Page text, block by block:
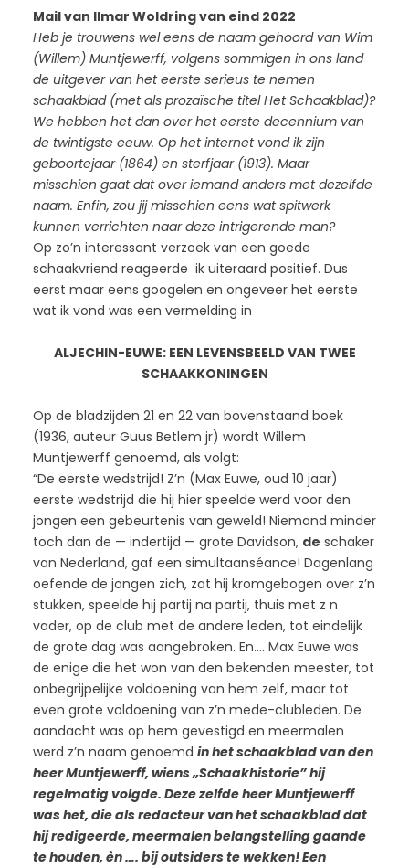
Mail van Ilmar Woldring van eind 2022
Heb je trouwens wel eens de naam gehoord van Wim
(Willem) Muntjewerff, volgens sommigen in ons land
de uitgever van het eerste serieus te nemen
schaakblad (met als prozaïsche titel Het Schaakblad)?
We hebben het dan over het eerste decennium van
de twintigste eeuw. Op het internet vond ik zijn
geboortejaar (1864) en sterfjaar (1913). Maar
misschien gaat dat over iemand anders met dezelfde
naam. Enfin, zou jij misschien eens wat spitwerk
kunnen verrichten naar deze intrigerende man?
Op zo’n interessant verzoek van een goede
schaakvriend reageerde ik uiteraard positief. Dus
eerst maar eens googelen en ongeveer het eerste
wat ik vond was een vermelding in
ALJECHIN-EUWE: EEN LEVENSBEELD VAN TWEE
SCHAAKKONINGEN
Op de bladzijden 21 en 22 van bovenstaand boek
(1936, auteur Guus Betlem jr) wordt Willem
Muntjewerff genoemd, als volgt:
“De eerste wedstrijd! Z’n (Max Euwe, oud 10 jaar)
eerste wedstrijd die hij hier speelde werd voor den
jongen een gebeurtenis van geweld! Niemand minder
toch dan de — indertijd — grote Davidson, de schaker
van Nederland, gaf een simultaanséance! Dagenlang
oefende de jongen zich, zat hij kromgebogen over z’n
stukken, speelde hij partij na partij, thuis met z n
vader, op de club met de andere leden, tot eindelijk
de grote dag was aangebroken. En…. Max Euwe was
de enige die het won van den bekenden meester, tot
onbegrijpelijke voldoening van hem zelf, maar tot
even grote voldoening van z’n mede-clubleden. De
aandacht was op hem gevestigd en meermalen
werd z’n naam genoemd in het schaakblad van den
heer Muntjewerff, wiens „Schaakhistorie” hij
regelmatig volgde. Deze zelfde heer Muntjewerff
was het, die als redacteur van het schaakblad dat
hij redigeerde, meermalen belangstelling gaande
te houden, èn …. bij outsiders te wekken! Een